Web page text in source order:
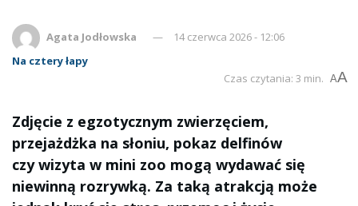
Agata Jodłowska
14 czerwca 2026 - 12:06
Na cztery łapy
Czas czytania: 3 min. AA
Zdjęcie z egzotycznym zwierzęciem,
przejażdżka na słoniu, pokaz delfinów
czy wizyta w mini zoo mogą wydawać się
niewinną rozrywką. Za taką atrakcją może